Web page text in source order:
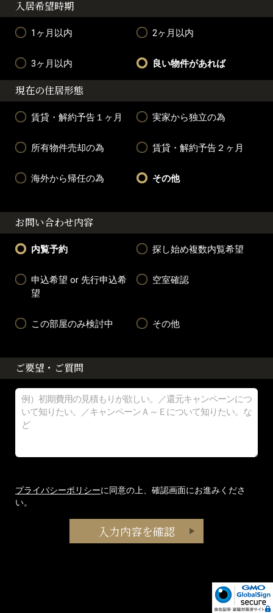
入居希望時期
1ヶ月以内 2ヶ月以内
3ヶ月以内 良い物件があれば
現在の住居形態
賃貸・解約予告１ヶ月 実家から独立の為
所有物件売却の為 賃貸・解約予告２ヶ月
海外から帰任の為 その他
お問い合わせ内容
内覧予約 探し始め複数内覧希望
申込希望 or 先行申込希
望
空室確認
この部屋のみ検討中 その他
ご要望・ご質問
プライバシーポリシーに同意の上、確認画面にお進みくださ
い。